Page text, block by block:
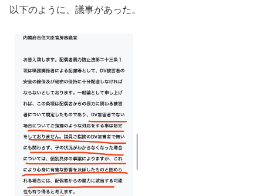
以下のように、議事があった。